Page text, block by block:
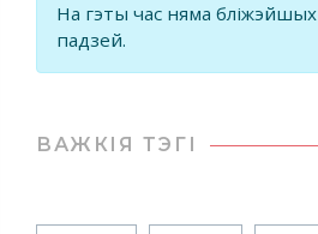
На гэты час няма бліжэйшых
падзей.
ВАЖКIЯ ТЭГІ